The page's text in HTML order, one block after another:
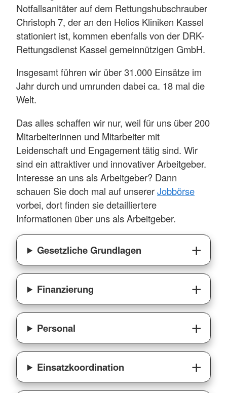
Notfallsanitäter auf dem Rettungshubschrauber
Christoph 7, der an den Helios Kliniken Kassel
stationiert ist, kommen ebenfalls von der DRK-
Rettungsdienst Kassel gemeinnützigen GmbH.
Insgesamt führen wir über 31.000 Einsätze im
Jahr durch und umrunden dabei ca. 18 mal die
Welt.
Das alles schaffen wir nur, weil für uns über 200
Mitarbeiterinnen und Mitarbeiter mit
Leidenschaft und Engagement tätig sind. Wir
sind ein attraktiver und innovativer Arbeitgeber.
Interesse an uns als Arbeitgeber? Dann
schauen Sie doch mal auf unsererJobbörse
vorbei, dort finden sie detailliertere
Informationen über uns als Arbeitgeber.
Gesetzliche Grundlagen
Finanzierung
Personal
Einsatzkoordination